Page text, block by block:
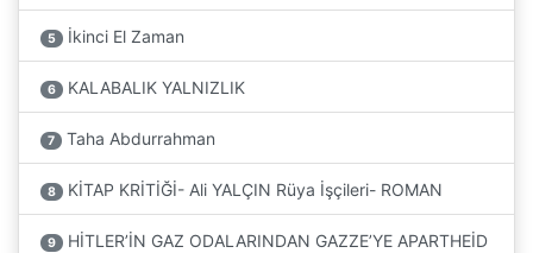
5 İkinci El Zaman
6 KALABALIK YALNIZLIK
7 Taha Abdurrahman
8 KİTAP KRİTİĞİ- Ali YALÇIN Rüya İşçileri- ROMAN
9
HİTLER’İN GAZ ODALARINDAN GAZZE’YE APARTHEİD